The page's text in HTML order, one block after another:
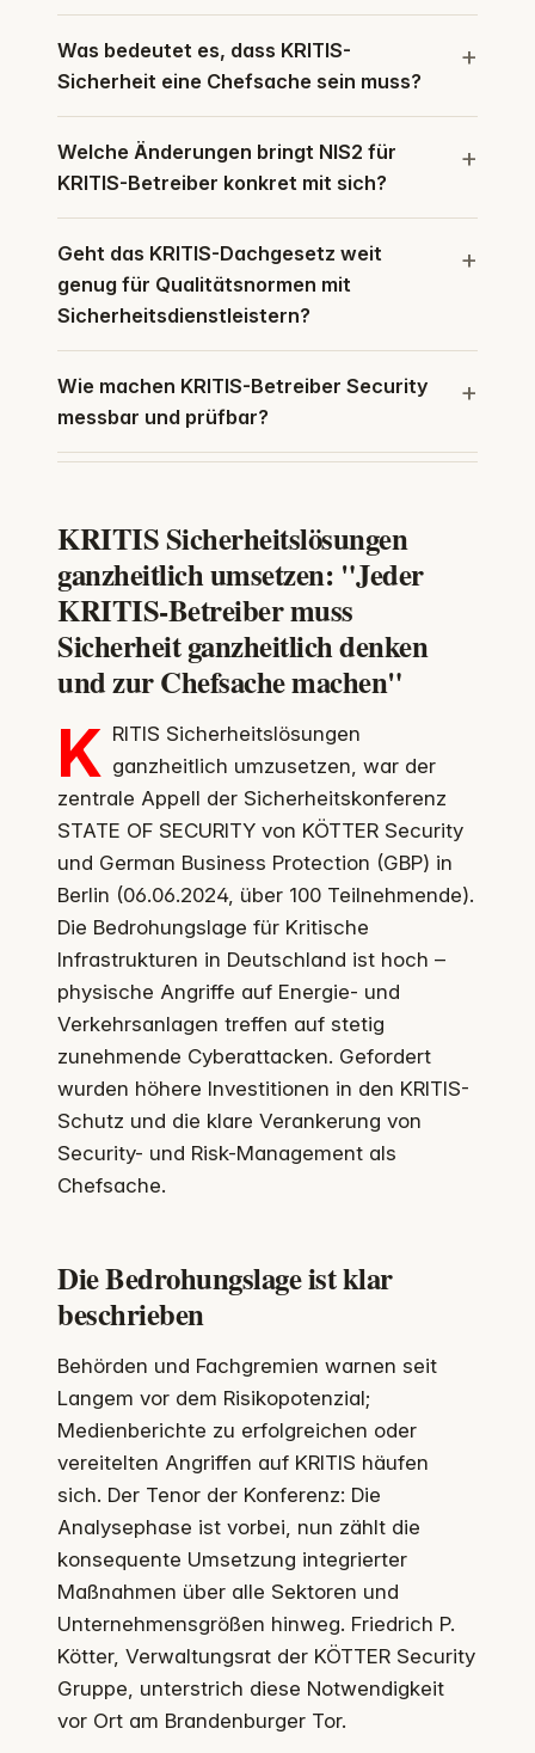
Was bedeutet es, dass KRITIS-
Sicherheit eine Chefsache sein muss?
Welche Änderungen bringt NIS2 für
KRITIS-Betreiber konkret mit sich?
Geht das KRITIS-Dachgesetz weit
genug für Qualitätsnormen mit
Sicherheitsdienstleistern?
Wie machen KRITIS-Betreiber Security
messbar und prüfbar?
KRITIS Sicherheitslösungen
ganzheitlich umsetzen: "Jeder
KRITIS-Betreiber muss
Sicherheit ganzheitlich denken
und zur Chefsache machen"
K RITIS Sicherheitslösungen
ganzheitlich umzusetzen, war der
zentrale Appell der Sicherheitskonferenz
STATE OF SECURITY von KÖTTER Security
und German Business Protection (GBP) in
Berlin (06.06.2024, über 100 Teilnehmende).
Die Bedrohungslage für Kritische
Infrastrukturen in Deutschland ist hoch –
physische Angriffe auf Energie- und
Verkehrsanlagen treffen auf stetig
zunehmende Cyberattacken. Gefordert
wurden höhere Investitionen in den KRITIS-
Schutz und die klare Verankerung von
Security- und Risk-Management als
Chefsache.
Die Bedrohungslage ist klar
beschrieben
Behörden und Fachgremien warnen seit
Langem vor dem Risikopotenzial;
Medienberichte zu erfolgreichen oder
vereitelten Angriffen auf KRITIS häufen
sich. Der Tenor der Konferenz: Die
Analysephase ist vorbei, nun zählt die
konsequente Umsetzung integrierter
Maßnahmen über alle Sektoren und
Unternehmensgrößen hinweg. Friedrich P.
Kötter, Verwaltungsrat der KÖTTER Security
Gruppe, unterstrich diese Notwendigkeit
vor Ort am Brandenburger Tor.